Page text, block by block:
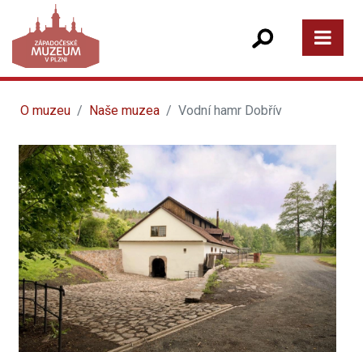
O muzeu Naše muzea Vodní hamr Dobřív